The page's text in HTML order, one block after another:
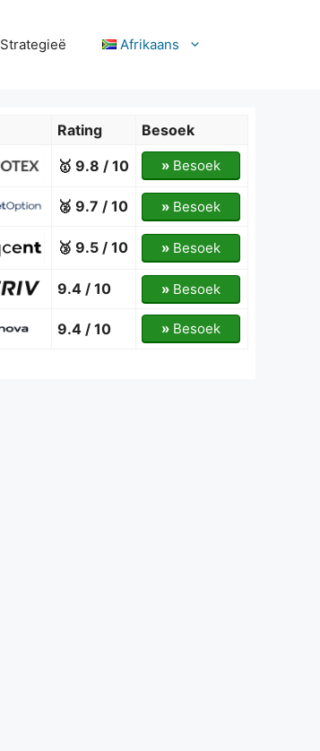
Strategieë Afrikaans
Rating
Besoek
🥇 9.8 / 10
»Besoek
🥈 9.7 / 10 »Besoek
🥉 9.5 / 10 »Besoek
9.4 / 10 »Besoek
9.4 / 10 »Besoek